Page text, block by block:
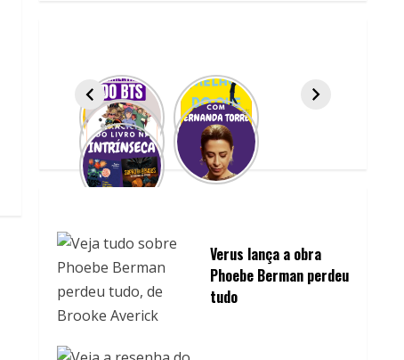
Verus lança a obra
Phoebe Berman perdeu
tudo